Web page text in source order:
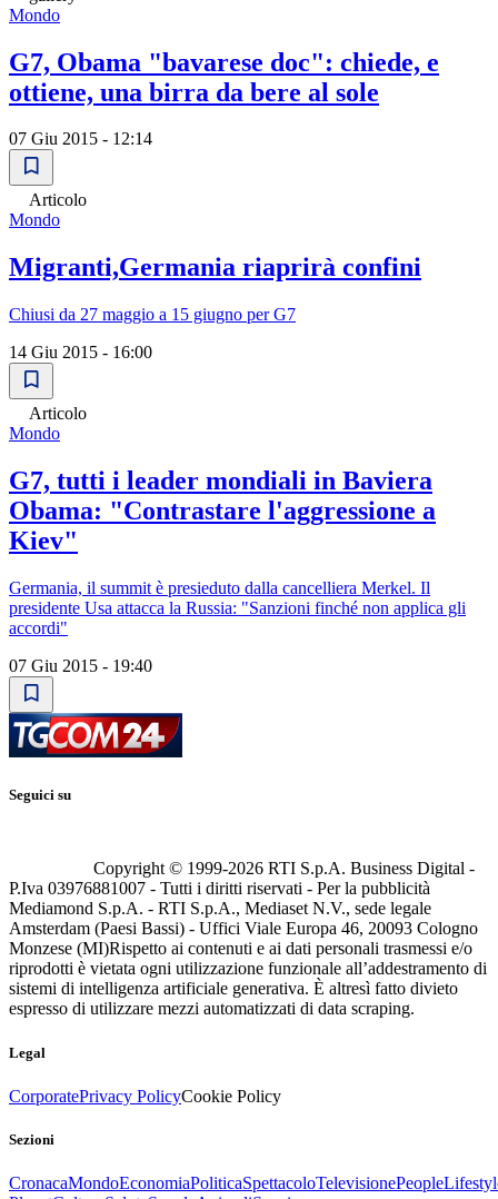
Mondo
G7, Obama "bavarese doc": chiede, e
ottiene, una birra da bere al sole
07 Giu 2015 - 12:14
Articolo
Mondo
Migranti,Germania riaprirà confini
Chiusi da 27 maggio a 15 giugno per G7
14 Giu 2015 - 16:00
Articolo
Mondo
G7, tutti i leader mondiali in Baviera
Obama: "Contrastare l'aggressione a
Kiev"
Germania, il summit è presieduto dalla cancelliera Merkel. Il
presidente Usa attacca la Russia: "Sanzioni finché non applica gli
accordi"
07 Giu 2015 - 19:40
Seguici su
Copyright © 1999-2026 RTI S.p.A. Business Digital -
P.Iva 03976881007 - Tutti i diritti riservati - Per la pubblicità
Mediamond S.p.A. - RTI S.p.A., Mediaset N.V., sede legale
Amsterdam (Paesi Bassi) - Uffici Viale Europa 46, 20093 Cologno
Monzese (MI)Rispetto ai contenuti e ai dati personali trasmessi e/o
riprodotti è vietata ogni utilizzazione funzionale all’addestramento di
sistemi di intelligenza artificiale generativa. È altresì fatto divieto
espresso di utilizzare mezzi automatizzati di data scraping.
Legal
CorporatePrivacy PolicyCookie Policy
Sezioni
CronacaMondoEconomiaPoliticaSpettacoloTelevisionePeople